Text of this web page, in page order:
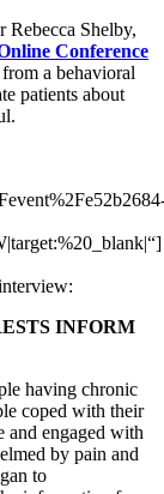
Shelby,
Conference
a behavioral
patients about
INFORM
having chronic
coped with their
and engaged with
by pain and
to